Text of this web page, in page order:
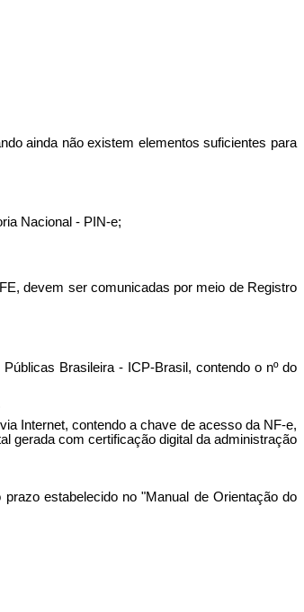
ainda não existem elementos suficientes para
Nacional - PIN-e;
devem ser comunicadas por meio de Registro
Brasileira - ICP-Brasil, contendo o nº do
Internet, contendo a chave de acesso da NF-e,
gerada com certificação digital da administração
estabelecido no "Manual de Orientação do